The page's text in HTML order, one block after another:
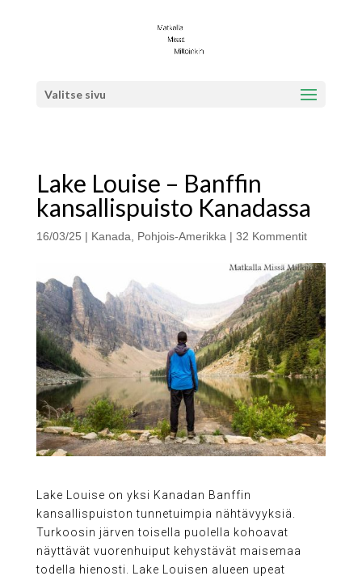
Valitse sivu
Lake Louise – Banffin
kansallispuisto Kanadassa
16/03/25 | Kanada Pohjois-Amerikka | 32 Kommentit
Lake Louise on yksi Kanadan Banffin
kansallispuiston tunnetuimpia nähtävyyksiä.
Turkoosin järven toisella puolella kohoavat
näyttävät vuorenhuiput kehystävät maisemaa
todella hienosti. Lake Louisen alueen upeat